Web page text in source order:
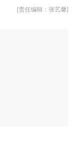
[责任编辑：张艺馨]